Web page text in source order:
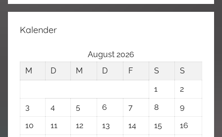
Kalender
August 2026
M
D M D F S
S
1
2
3
4 5 6 7 8
9
10
11 12 13 14 15
16